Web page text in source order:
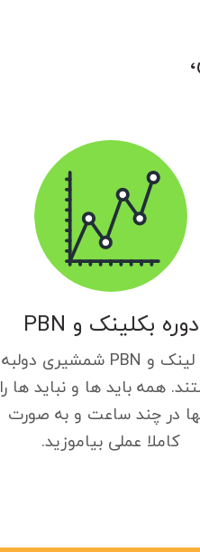
دوره بکلینک و PBN
بک لینک و PBN شمشیری دولبه
همه باید ها و نباید ها را
در چند ساعت و به صورت
کاملا عملی بیاموزید.